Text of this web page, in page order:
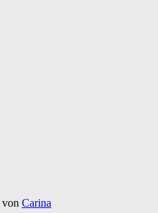
von Carina